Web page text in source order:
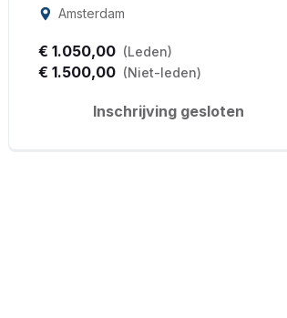
Amsterdam
€ 1.050,00 (Leden)
€ 1.500,00 (Niet-leden)
Inschrijving gesloten